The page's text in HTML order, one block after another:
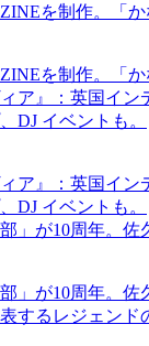
を制作。「
を制作。「
ア』：英国イ
DJ イベントも。
ア』：英国イ
DJ イベントも。
」が10周年。
」が10周年。
するレジェンド